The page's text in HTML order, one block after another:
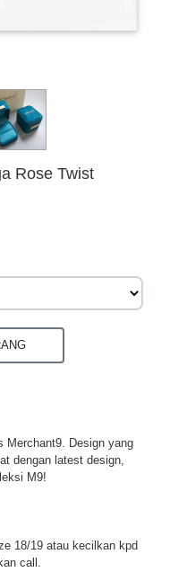
Rose Twist
Merchant9. Design yang
dengan latest design,
M9!
18/19 atau kecilkan kpd
call.